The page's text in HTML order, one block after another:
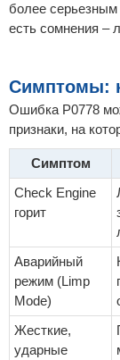
более
есть сомнения –
Симптомы:
Ошибка P0778
признаки, на
Симптом
Check Engine
горит
Аварийный
режим (Limp
Mode)
Жесткие,
ударные